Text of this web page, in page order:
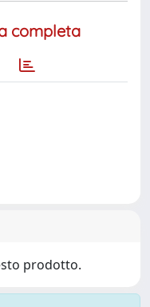
completa
prodotto.